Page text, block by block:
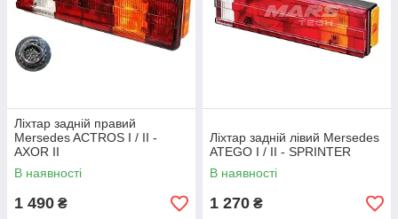
Ліхтар задній правий
Mersedes ACTROS I / II -
AXOR II
В наявності
1 490 ₴
Ліхтар задній лівий Mersedes
ATEGO I / II - SPRINTER
В наявності
1 270 ₴